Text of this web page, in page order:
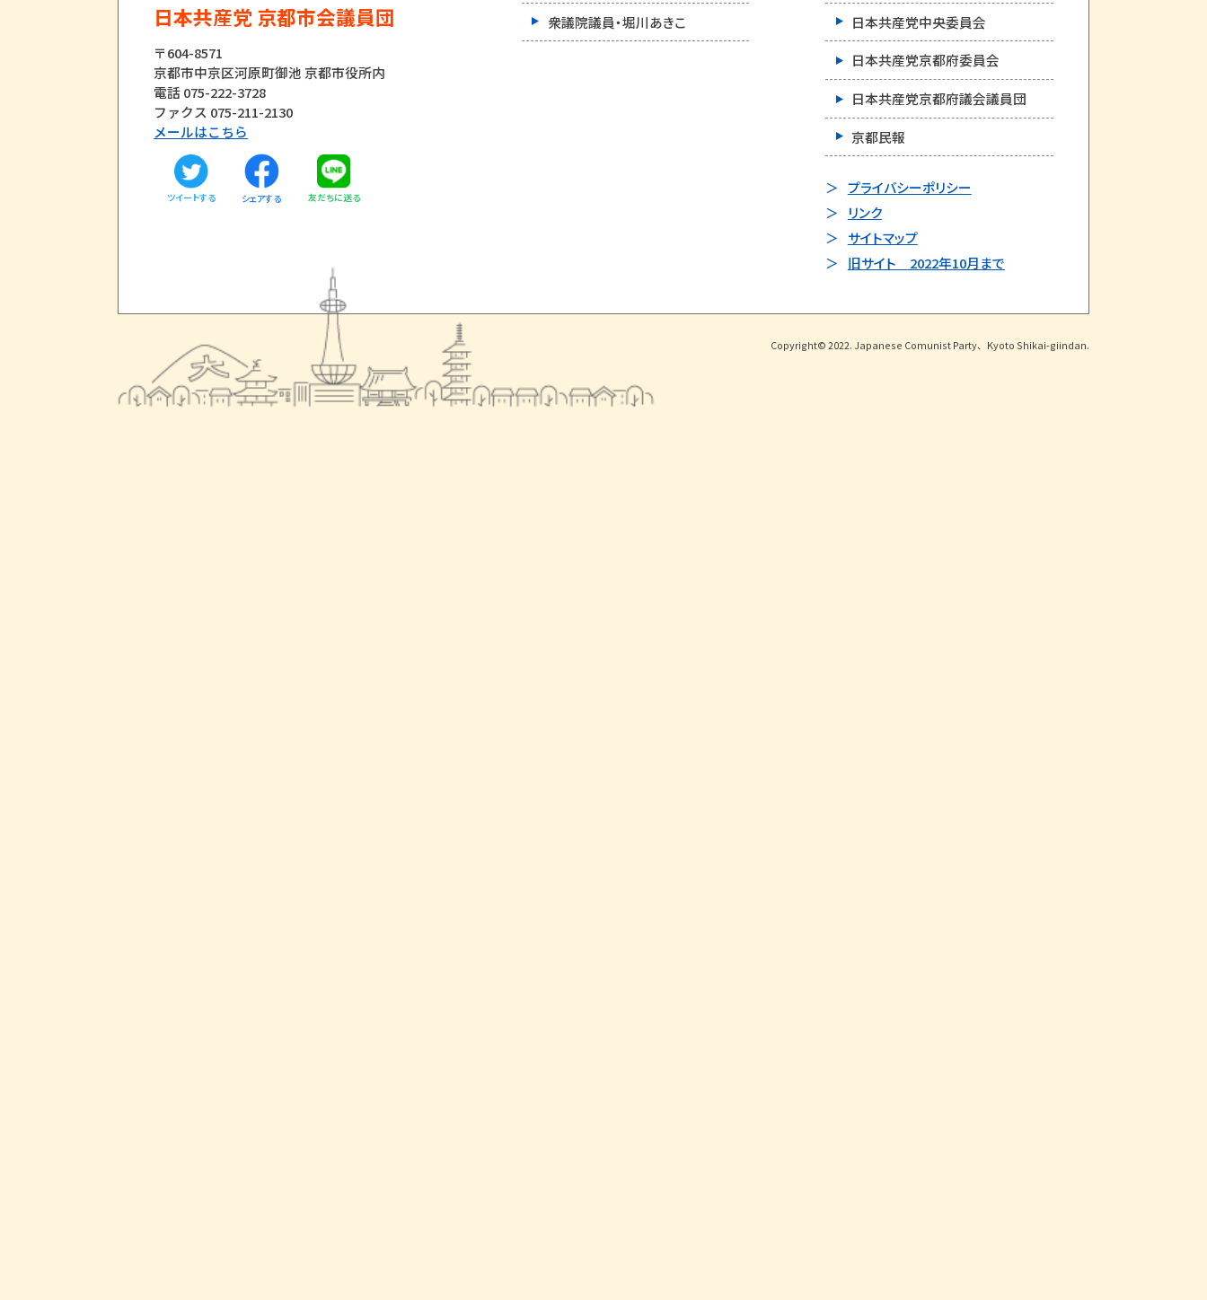
日本共産党 京都市会議員団
〒604-8571
京都市中京区河原町御池 京都市役所内
電話 075-222-3728
ファクス 075-211-2130
メールはこちら
ツイートする シェアする 友だちに送る
衆議院議員・堀川あきこ 日本共産党中央委員会
日本共産党京都府委員会
日本共産党京都府議会議員団
京都民報
プライバシーポリシー
リンク
サイトマップ
旧サイト 2022年10月まで
Copyright© 2022. Japanese Comunist Party、Kyoto Shikai-giindan.